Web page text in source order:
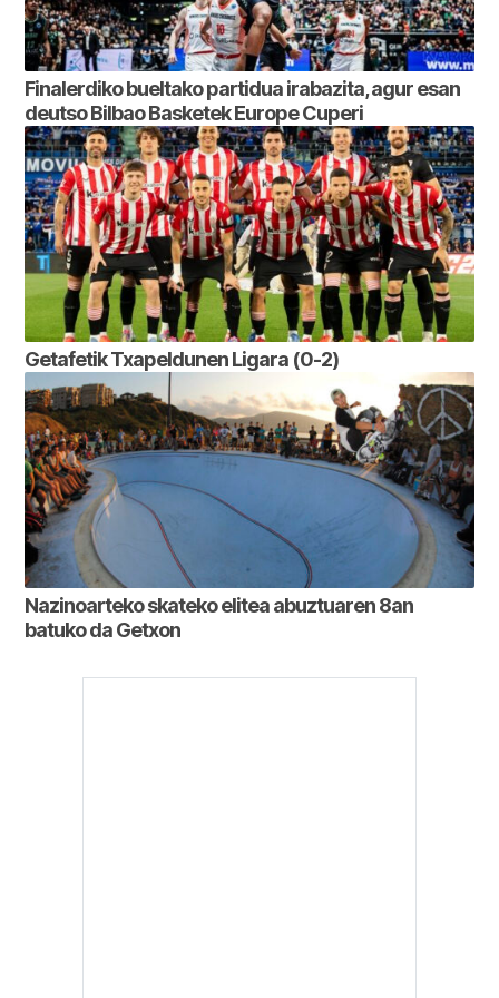
Finalerdiko bueltako partidua irabazita, agur esan
deutso Bilbao Basketek Europe Cuperi
Getafetik Txapeldunen Ligara (0-2)
Nazinoarteko skateko elitea abuztuaren 8an
batuko da Getxon